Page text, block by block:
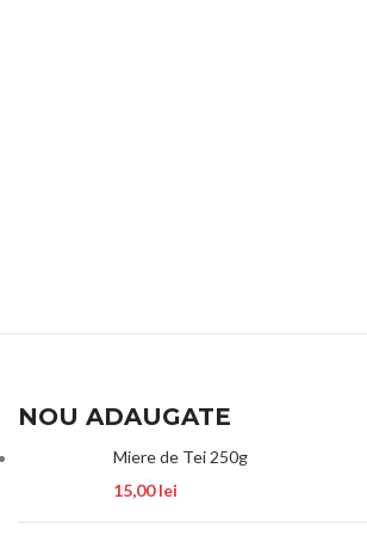
NOU ADAUGATE
Miere de Tei 250g
15,00lei